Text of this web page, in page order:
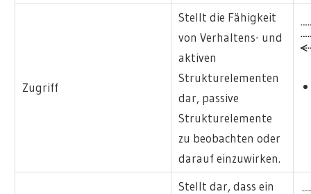
Zugriff
Stellt die Fähigkeit
von Verhaltens- und
aktiven
Strukturelementen
dar, passive
Strukturelemente
zu beobachten oder
darauf einzuwirken.
Stellt dar, dass ein